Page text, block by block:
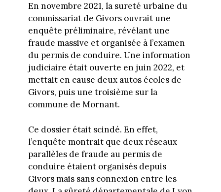
En novembre 2021, la sureté urbaine du
commissariat de Givors ouvrait une
enquête préliminaire, révélant une
fraude massive et organisée à l’examen
du permis de conduire. Une information
judiciaire était ouverte en juin 2022, et
mettait en cause deux autos écoles de
Givors, puis une troisième sur la
commune de Mornant.
Ce dossier était scindé. En effet,
l’enquête montrait que deux réseaux
parallèles de fraude au permis de
conduire étaient organisés depuis
Givors mais sans connexion entre les